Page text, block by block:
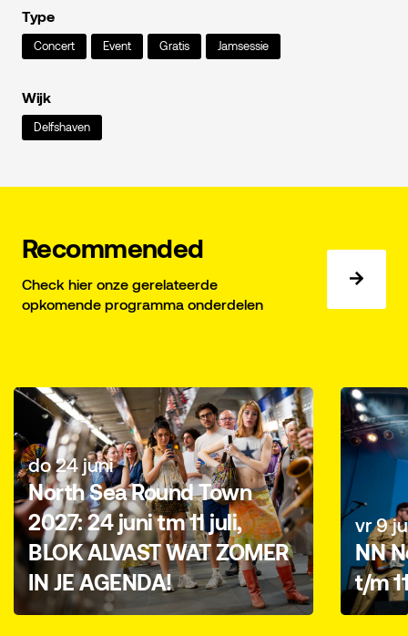
Type
Concert Event Gratis Jamsessie
Wijk
Delfshaven
Recommended
Check hier onze gerelateerde
opkomende programma onderdelen
do 24 juni
North Sea Round Town
2027: 24 juni tm 11 juli,
BLOK ALVAST WAT ZOMER
IN JE AGENDA!
vr 9
NN
t/m